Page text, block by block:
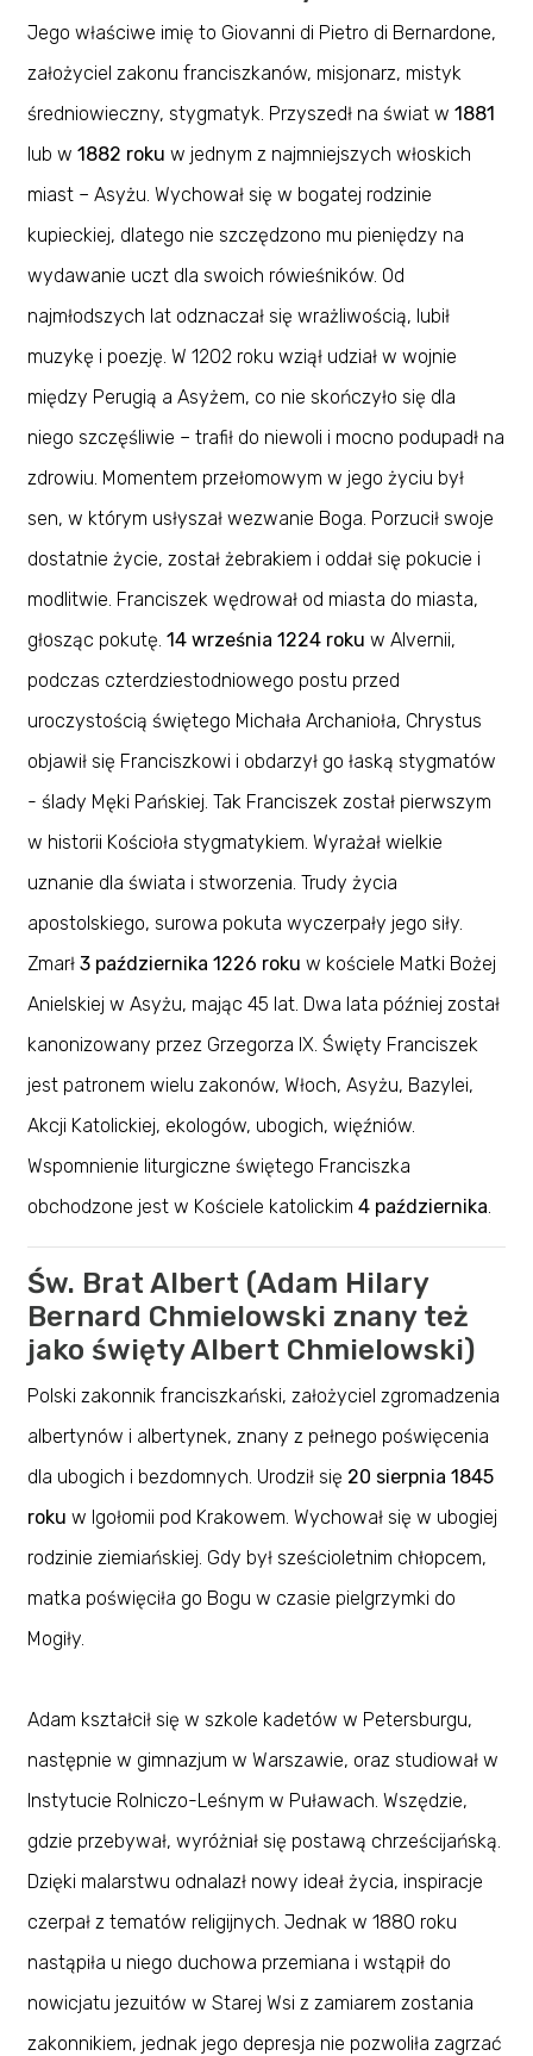
Jego właściwe imię to Giovanni di Pietro di Bernardone,
założyciel zakonu franciszkanów, misjonarz, mistyk
średniowieczny, stygmatyk. Przyszedł na świat w 1881
lub w 1882 roku w jednym z najmniejszych włoskich
miast – Asyżu. Wychował się w bogatej rodzinie
kupieckiej, dlatego nie szczędzono mu pieniędzy na
wydawanie uczt dla swoich rówieśników. Od
najmłodszych lat odznaczał się wrażliwością, lubił
muzykę i poezję. W 1202 roku wziął udział w wojnie
między Perugią a Asyżem, co nie skończyło się dla
niego szczęśliwie – trafił do niewoli i mocno podupadł na
zdrowiu. Momentem przełomowym w jego życiu był
sen, w którym usłyszał wezwanie Boga. Porzucił swoje
dostatnie życie, został żebrakiem i oddał się pokucie i
modlitwie. Franciszek wędrował od miasta do miasta,
głosząc pokutę. 14 września 1224 roku w Alvernii,
podczas czterdziestodniowego postu przed
uroczystością świętego Michała Archanioła, Chrystus
objawił się Franciszkowi i obdarzył go łaską stygmatów
- ślady Męki Pańskiej. Tak Franciszek został pierwszym
w historii Kościoła stygmatykiem. Wyrażał wielkie
uznanie dla świata i stworzenia. Trudy życia
apostolskiego, surowa pokuta wyczerpały jego siły.
Zmarł 3 października 1226 roku w kościele Matki Bożej
Anielskiej w Asyżu, mając 45 lat. Dwa lata później został
kanonizowany przez Grzegorza IX. Święty Franciszek
jest patronem wielu zakonów, Włoch, Asyżu, Bazylei,
Akcji Katolickiej, ekologów, ubogich, więźniów.
Wspomnienie liturgiczne świętego Franciszka
obchodzone jest w Kościele katolickim 4 października.
Św. Brat Albert (Adam Hilary
Bernard Chmielowski znany też
jako święty Albert Chmielowski)
Polski zakonnik franciszkański, założyciel zgromadzenia
albertynów i albertynek, znany z pełnego poświęcenia
dla ubogich i bezdomnych. Urodził się 20 sierpnia 1845
roku w Igołomii pod Krakowem. Wychował się w ubogiej
rodzinie ziemiańskiej. Gdy był sześcioletnim chłopcem,
matka poświęciła go Bogu w czasie pielgrzymki do
Mogiły.
Adam kształcił się w szkole kadetów w Petersburgu,
następnie w gimnazjum w Warszawie, oraz studiował w
Instytucie Rolniczo-Leśnym w Puławach. Wszędzie,
gdzie przebywał, wyróżniał się postawą chrześcijańską.
Dzięki malarstwu odnalazł nowy ideał życia, inspiracje
czerpał z tematów religijnych. Jednak w 1880 roku
nastąpiła u niego duchowa przemiana i wstąpił do
nowicjatu jezuitów w Starej Wsi z zamiarem zostania
zakonnikiem, jednak jego depresja nie pozwoliła zagrzać